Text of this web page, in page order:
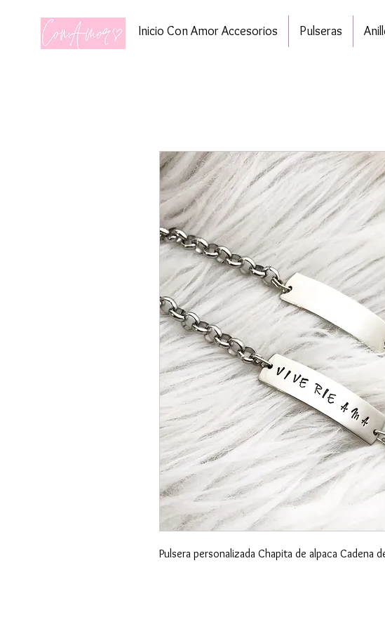
Inicio Con Amor Accesorios Pulseras
Pulsera personalizada Chapita de alpaca Cadena